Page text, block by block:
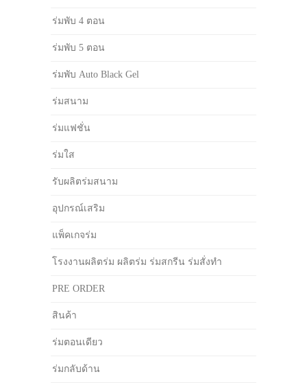
ร่มพับ 4 ตอน
ร่มพับ 5 ตอน
ร่มพับ Auto Black Gel
ร่มสนาม
ร่มแฟชั่น
ร่มใส
รับผลิตร่มสนาม
อุปกรณ์เสริม
แพ็คเกจร่ม
โรงงานผลิตร่ม ผลิตร่ม ร่มสกรีน ร่มสั่งทำ
PRE ORDER
สินค้า
ร่มตอนเดียว
ร่มกลับด้าน